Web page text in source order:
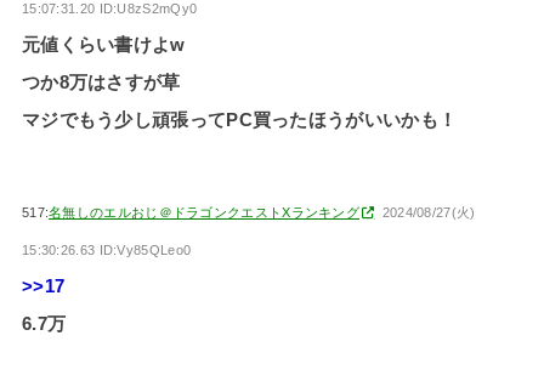
15:07:31.20 ID:U8zS2mQy0
元値くらい書けよw
つか8万はさすが草
マジでもう少し頑張ってPC買ったほうがいいかも！
517:名無しのエルおじ＠ドラゴンクエストXランキング 2024/08/27(火)
15:30:26.63 ID:Vy85QLeo0
>>17
6.7万